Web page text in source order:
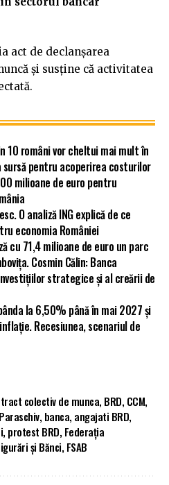
act de declanșarea
și susține că activitatea
10 români vor cheltui mai mult în
pentru acoperirea costurilor
milioane de euro pentru
O analiză ING explică de ce
economia României
cu 71,4 milioane de euro un parc
Cosmin Călin: Banca
strategice și al creării de
la 6,50% până în mai 2027 și
Recesiunea, scenariul de
colectiv de munca, BRD, CCM,
, banca, angajati BRD,
, protest BRD, Federația
și Bănci, FSAB